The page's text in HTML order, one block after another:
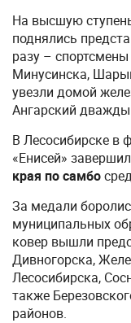
На высшую
поднялись
разу –
Минусинска,
увезли домой
Ангарский
В Лесосибирске в
«Енисей»
края по самбо
За медали
муниципальных
ковер вышли
Дивногорска,
Лесосибирска,
также
районов.